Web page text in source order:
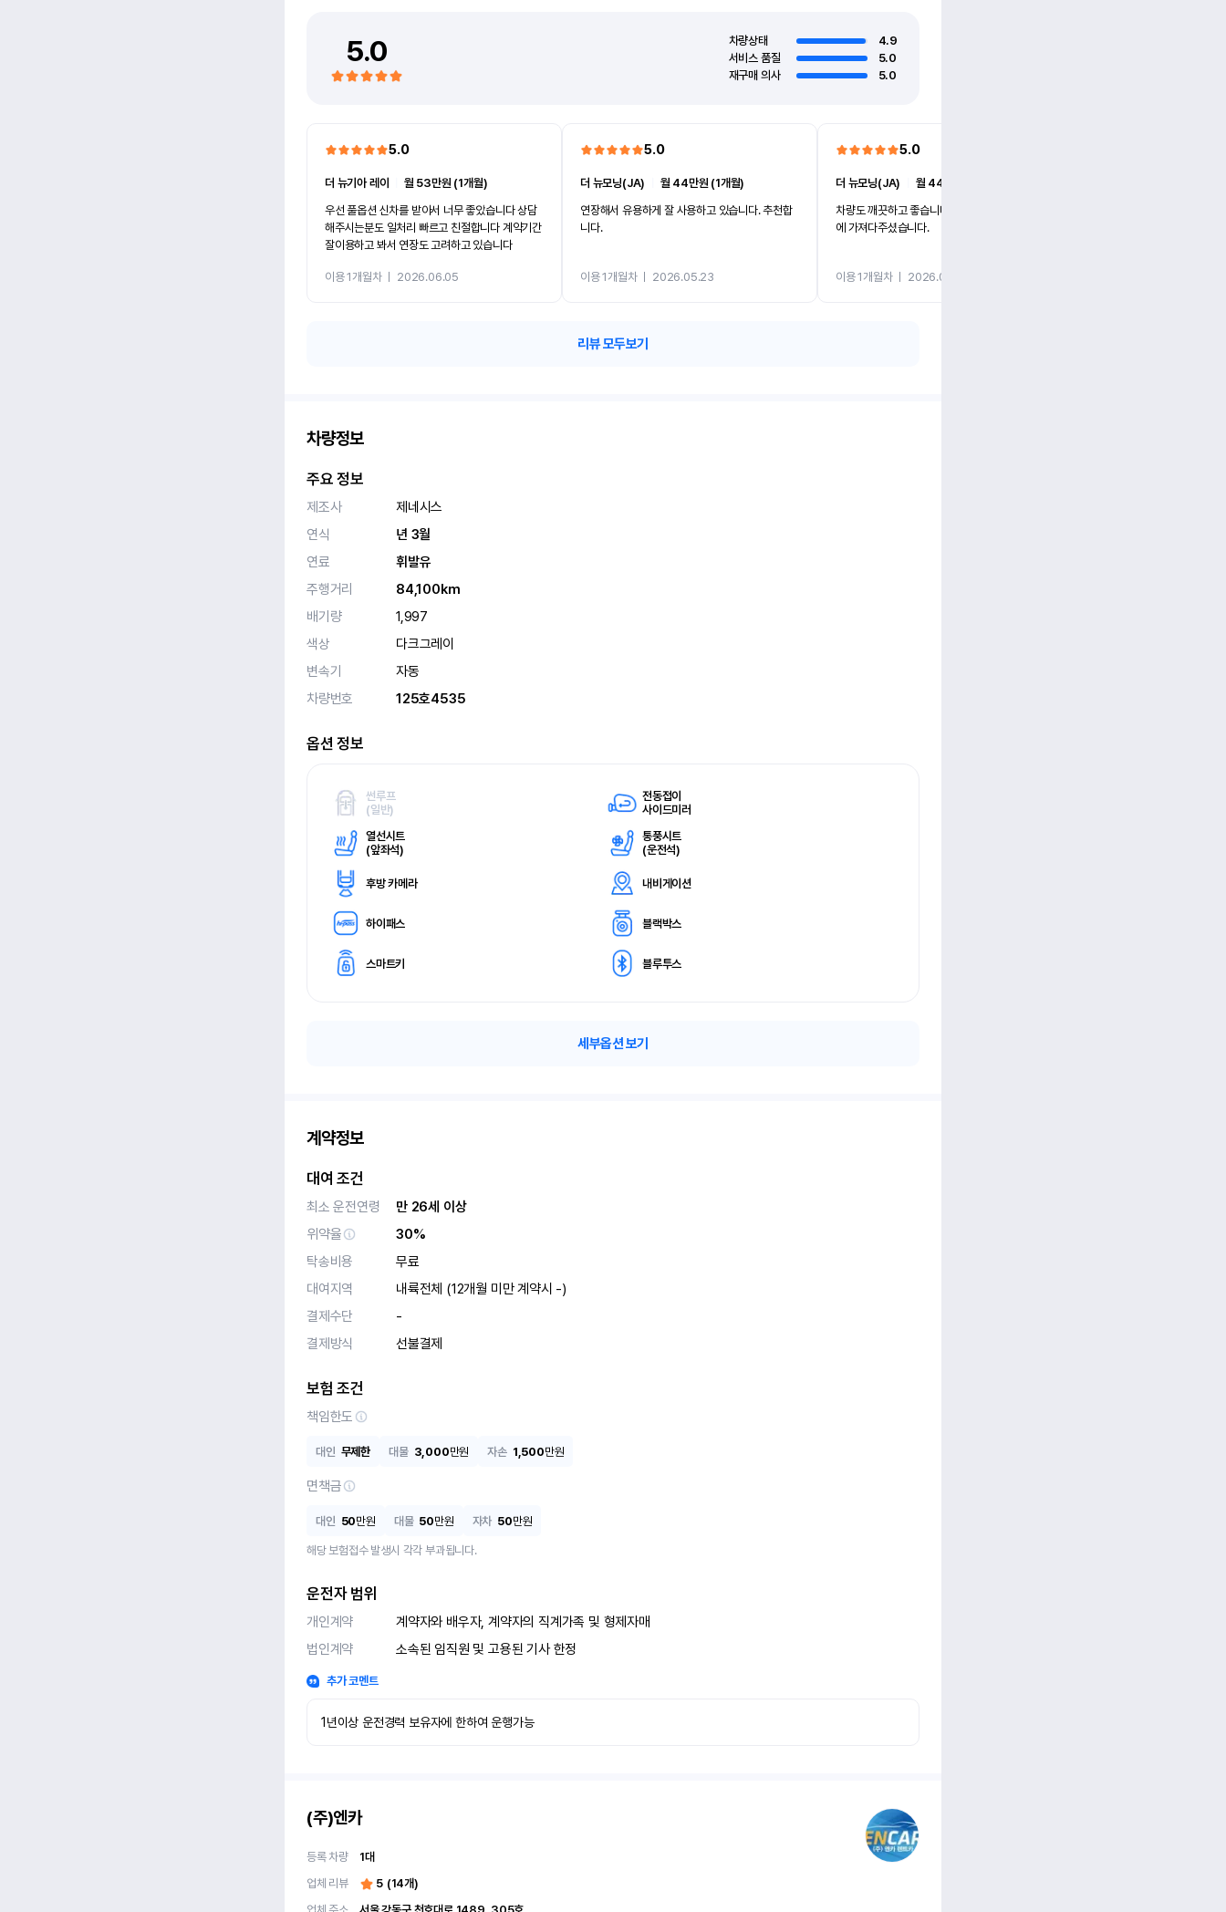
5.0 차량상태
4.9
서비스 품질
5.0
재구매 의사
5.0
5.0
더 뉴기아 레이
월 53만원 (1개월)
우선 풀옵션 신차를 받아서 너무 좋았습니다 상담
해주시는분도 일처리 빠르고 친절합니다 계약기간
잘이용하고 봐서 연장도 고려하고 있습니다
이용 1개월차ㅣ 2026.06.05
5.0
더 뉴모닝(JA)
월 44만원 (1개월)
연장해서 유용하게 잘 사용하고 있습니다. 추천합
니다.
이용 1개월차ㅣ 2026.05.23
5.0
더 뉴모닝(JA)
월 44만원 (1개월)
차량도 깨끗하고 좋습니다. 집 앞까지 정확한 시간
에 가져다주셨습니다.
이용 1개월차ㅣ 2026.04.23
리뷰 모두보기
차량정보
주요 정보
제조사
제네시스
연식
년 3월
연료
휘발유
주행거리
84,100km
배기량
1,997
색상
다크그레이
변속기
자동
차량번호
125호4535
옵션 정보
썬루프
(일반)
전동접이
사이드미러
열선시트
(앞좌석)
통풍시트
(운전석)
후방 카메라 내비게이션
하이패스 블랙박스
스마트키 블루투스
세부옵션 보기
계약정보
대여 조건
최소 운전연령
만 26세 이상
위약율
30%
탁송비용
무료
대여지역
내륙전체 (12개월 미만 계약시 -)
결제수단
-
결제방식
선불결제
보험 조건
책임한도
대인 무제한 대물 3,000만원 자손 1,500만원
면책금
대인 50만원 대물 50만원 자차 50만원
해당 보험접수 발생시 각각 부과됩니다.
운전자 범위
개인계약
계약자와 배우자, 계약자의 직계가족 및 형제자매
법인계약
소속된 임직원 및 고용된 기사 한정
추가 코멘트
1년이상 운전경력 보유자에 한하여 운행가능
(주)엔카
등록 차량 1대
업체 리뷰
5 (14개)